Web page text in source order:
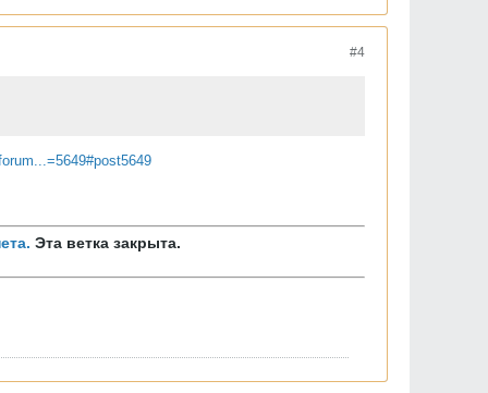
#4
Эта ветка закрыта.